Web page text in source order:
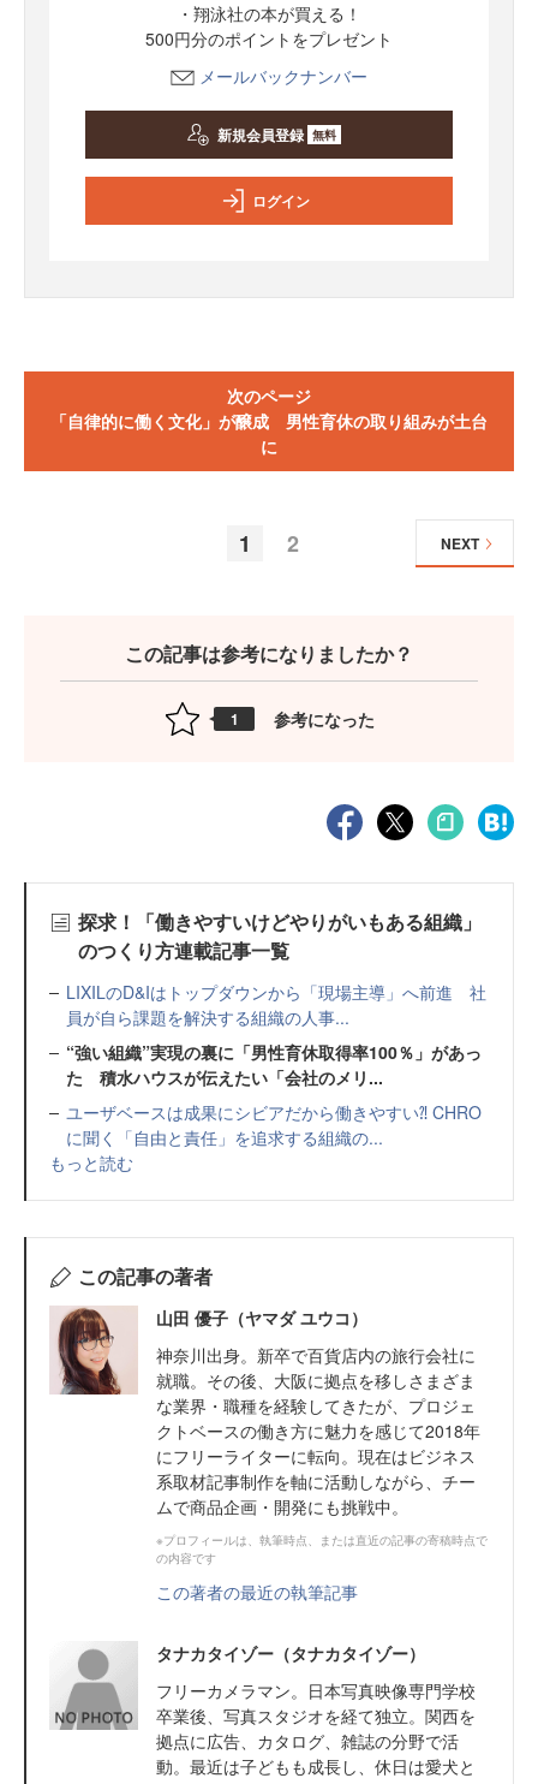
・翔泳社の本が買える！
500円分のポイントをプレゼント
メールバックナンバー
新規会員登録 無料
ログイン
次のページ
「自律的に働く文化」が醸成 男性育休の取り組みが土台
に
1 2 NEXT
この記事は参考になりましたか？
1 参考になった
探求！「働きやすいけどやりがいもある組織」
のつくり方連載記事一覧
LIXILのD&Iはトップダウンから「現場主導」へ前進 社
員が自ら課題を解決する組織の人事...
“強い組織”実現の裏に「男性育休取得率100％」があっ
た 積水ハウスが伝えたい「会社のメリ...
ユーザベースは成果にシビアだから働きやすい⁈ CHRO
に聞く「自由と責任」を追求する組織の...
もっと読む
この記事の著者
山田 優子（ヤマダ ユウコ）
神奈川出身。新卒で百貨店内の旅行会社に
就職。その後、大阪に拠点を移しさまざま
な業界・職種を経験してきたが、プロジェ
クトベースの働き方に魅力を感じて2018年
にフリーライターに転向。現在はビジネス
系取材記事制作を軸に活動しながら、チー
ムで商品企画・開発にも挑戦中。
※プロフィールは、執筆時点、または直近の記事の寄稿時点で
の内容です
この著者の最近の執筆記事
タナカタイゾー（タナカタイゾー）
フリーカメラマン。日本写真映像専門学校
卒業後、写真スタジオを経て独立。関西を
拠点に広告、カタログ、雑誌の分野で活
動。最近は子どもも成長し、休日は愛犬と